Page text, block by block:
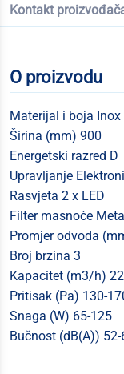
Kontakt
O proizvodu
Materijal i boja Inox
Širina (mm) 900
Energetski razred D
Upravljanje
Rasvjeta 2 x LED
Filter masnoće
Promjer odvoda
Broj brzina 3
Kapacitet (m3/h)
Pritisak (Pa) 130-
Snaga (W) 65-125
Bučnost (dB(A)) 52-